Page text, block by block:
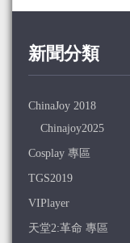
新聞分類
ChinaJoy 2018
Chinajoy2025
Cosplay 專區
TGS2019
VIPlayer
天堂2:革命 專區